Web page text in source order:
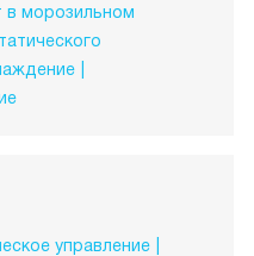
в морозильном
управление